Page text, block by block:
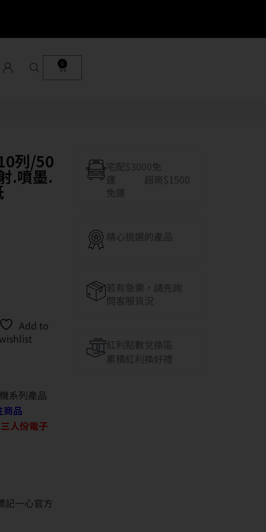
0
列/50
.噴墨.
Add to
wishlist
系列產品
商品
人份電子
記一心官方
宅配$3000免
運 超商$1500
免運
精心挑選的產品
若有急需，請先詢
問客服貨況
紅利點數兌換區
累積紅利換好禮